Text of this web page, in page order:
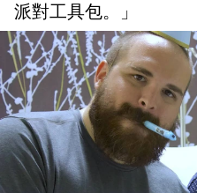
派對工具包。」